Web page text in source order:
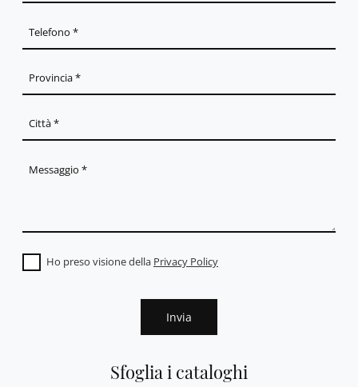
Sfoglia i cataloghi
Ho preso visione della Privacy Policy
Invia